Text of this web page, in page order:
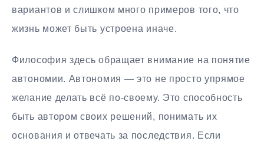
вариантов и слишком много примеров того, что
жизнь может быть устроена иначе.
Философия здесь обращает внимание на понятие
автономии. Автономия — это не просто упрямое
желание делать всё по-своему. Это способность
быть автором своих решений, понимать их
основания и отвечать за последствия. Если